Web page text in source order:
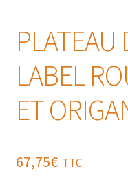
PLATEAU
LABEL
ET
67,75€ TTC